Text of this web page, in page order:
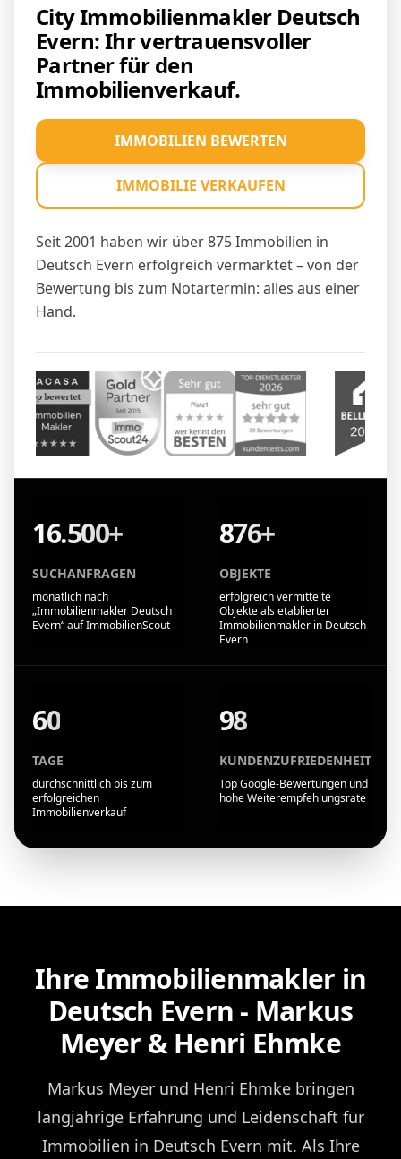
City Immobilienmakler Deutsch
Evern: Ihr vertrauensvoller
Partner für den
Immobilienverkauf.
Seit 2001 haben wir über 875 Immobilien in
Deutsch Evern erfolgreich vermarktet – von der
Bewertung bis zum Notartermin: alles aus einer
Hand.
IMMOBILIEN BEWERTEN
IMMOBILIE VERKAUFEN
16.500+
SUCHANFRAGEN
monatlich nach
„Immobilienmakler Deutsch
Evern“ auf ImmobilienScout
876+
OBJEKTE
erfolgreich vermittelte
Objekte als etablierter
Immobilienmakler in Deutsch
Evern
60
TAGE
durchschnittlich bis zum
erfolgreichen
Immobilienverkauf
98
KUNDENZUFRIEDENHEIT
Top Google-Bewertungen und
hohe Weiterempfehlungsrate
Ihre Immobilienmakler in
Deutsch Evern - Markus
Meyer & Henri Ehmke
Markus Meyer und Henri Ehmke bringen
langjährige Erfahrung und Leidenschaft für
Immobilien in Deutsch Evern mit. Als Ihre